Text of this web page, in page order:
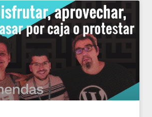
PáginaPáginaPáginaPáginaPágina